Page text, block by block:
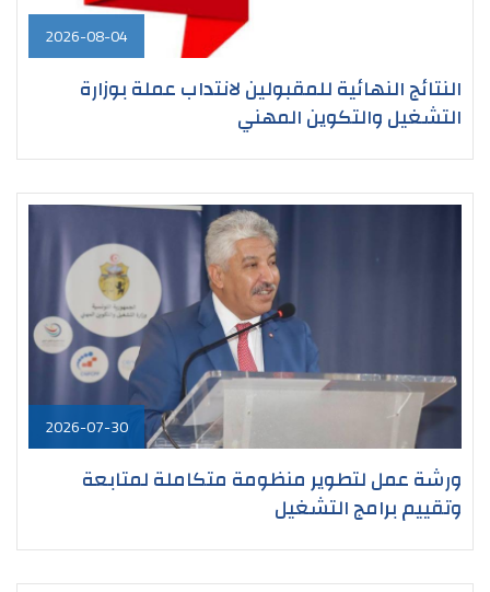
2026-08-04
النتائج النهائية للمقبولين لانتداب عملة بوزارة
التشغيل والتكوين المهني
2026-07-30
ورشة عمل لتطوير منظومة متكاملة لمتابعة
وتقييم برامج التشغيل